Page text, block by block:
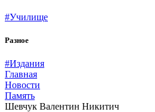
#Училище
Разное
#Издания
Главная
Новости
Память
Шевчук Валентин Никитич